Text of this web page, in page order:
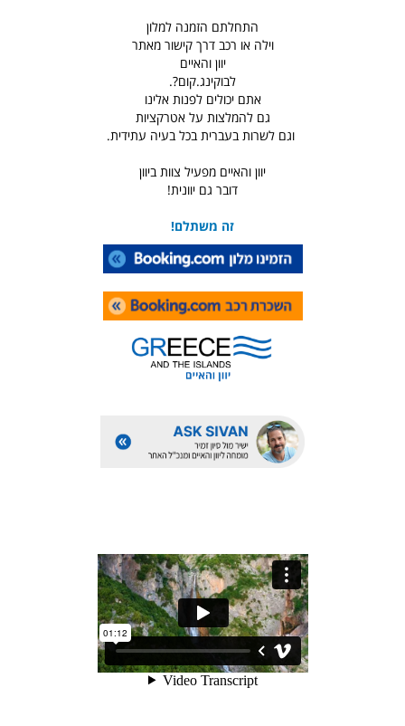
התחלתם הזמנה למלון
וילה או רכב דרך קישור מאתר
יוון והאיים
לבוקינג.קום?.
אתם יכולים לפנות אלינו
גם להמלצות על אטרקציות
וגם לשרות בעברית בכל בעיה עתידית.
יוון והאיים מפעיל צוות ביוון
דובר גם יוונית!
זה משתלם!